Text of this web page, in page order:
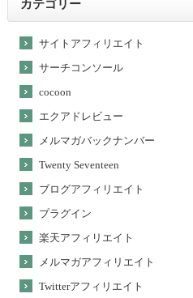
カテゴリー
サイトアフィリエイト
サーチコンソール
cocoon
エクアドレビュー
メルマガバックナンバー
Twenty Seventeen
ブログアフィリエイト
プラグイン
楽天アフィリエイト
メルマガアフィリエイト
Twitterアフィリエイト